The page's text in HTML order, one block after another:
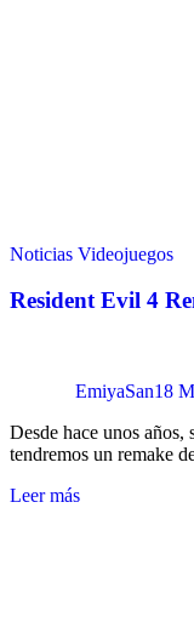
Noticias Videojuegos
Resident Evil 4
EmiyaSan18
Desde hace unos
tendremos un remake
Leer más